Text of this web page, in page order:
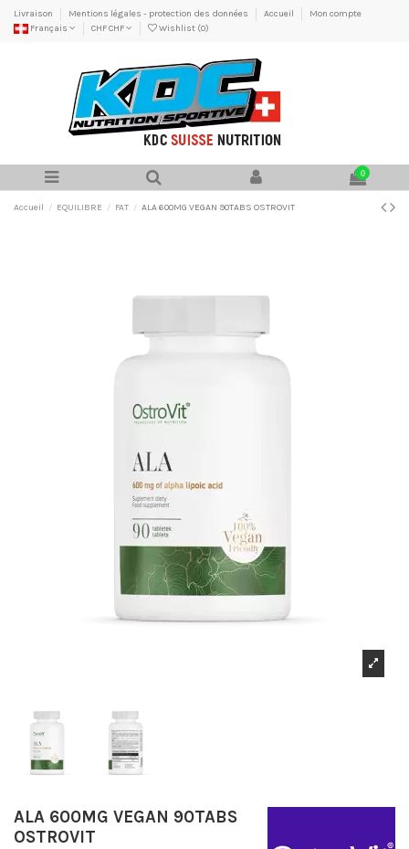
Livraison Mentions légales - protection des données Accueil
Mon compte
Français
CHF CHF Wishlist (0)
0
Accueil EQUILIBRE FAT ALA 600MG VEGAN 90TABS OSTROVIT
ALA 600MG VEGAN 90TABS
OSTROVIT